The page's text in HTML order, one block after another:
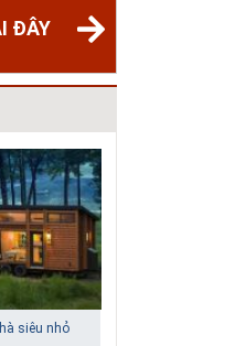
ĐÂY
có bể bơi